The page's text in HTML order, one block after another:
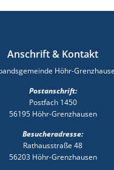
Anschrift & Kontakt
Höhr-
Postanschrift:
Postfach 1450
56195 Höhr-Grenzhausen
Besucheradresse:
Rathausstraße 48
56203 Höhr-Grenzhausen